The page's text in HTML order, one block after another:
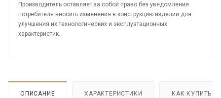
Производитель оставляет за собой право без уведомления
потребителя вносить изменения в конструкцию изделий для
улучшения их технологических и эксплуатационных
характеристик.
ОПИСАНИЕ ХАРАКТЕРИСТИКИ КАК КУПИТЬ